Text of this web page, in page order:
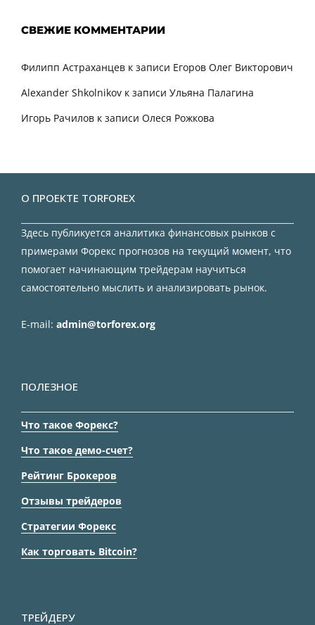
СВЕЖИЕ КОММЕНТАРИИ
Филипп Астраханцев к записи Егоров Олег Викторович
Alexander Shkolnikov к записи Ульяна Палагина
Игорь Рачилов к записи Олеся Рожкова
О ПРОЕКТЕ TORFOREX
Здесь публикуется аналитика финансовых рынков с
примерами Форекс прогнозов на текущий момент, что
помогает начинающим трейдерам научиться
самостоятельно мыслить и анализировать рынок.
E-mail: admin@torforex.org
ПОЛЕЗНОЕ
Что такое Форекс?
Что такое демо-счет?
Рейтинг Брокеров
Отзывы трейдеров
Стратегии Форекс
Как торговать Bitcoin?
ТРЕЙДЕРУ